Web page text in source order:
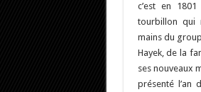
c’est en
tourbillon qui
mains du
Hayek, de la
ses nouveaux
présenté l’an